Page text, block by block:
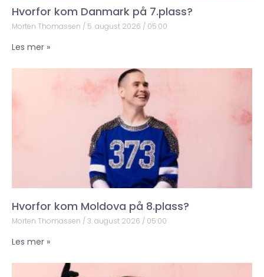
Hvorfor kom Danmark på 7.plass?
Morten Thomassen 5. august 2026 05:00
Les mer »
Hvorfor kom Moldova på 8.plass?
Morten Thomassen 3. august 2026 05:00
Les mer »